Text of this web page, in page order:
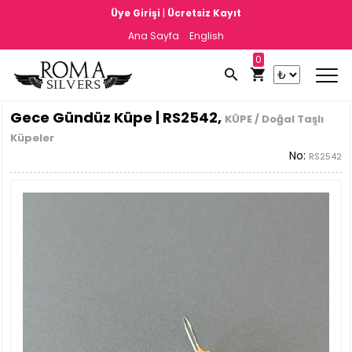
Üye Girişi | Ücretsiz Kayıt
Ana Sayfa
English
0
Gece Gündüz Küpe | RS2542, KÜPE / Doğal Taşlı
Küpeler
No: RS2542